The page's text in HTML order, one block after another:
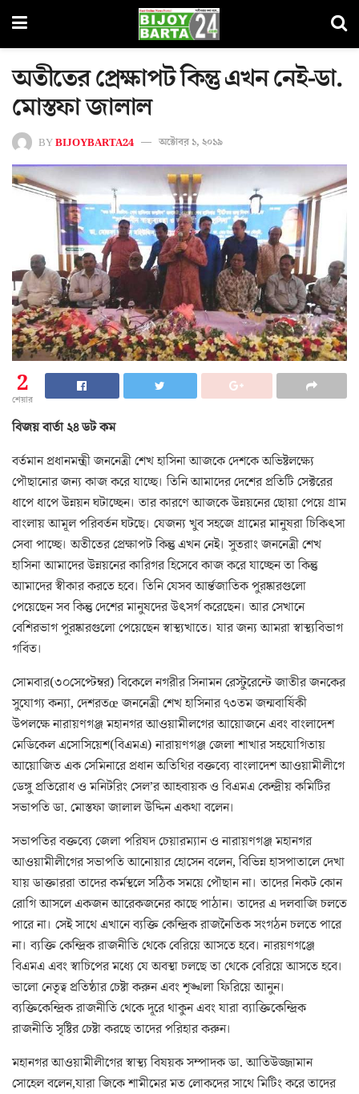
অতীতের প্রেক্ষাপট কিন্তু এখন নেই-ডা.
মোস্তফা জালাল
BYBIJOYBARTA24 অক্টোবর ১, ২০১৯
2
শেয়ার
বিজয় বার্তা ২৪ ডট কম
বর্তমান প্রধানমন্ত্রী জননেত্রী শেখ হাসিনা আজকে দেশকে অভিষ্টলক্ষ্যে
পৌছানোর জন্য কাজ করে যাচ্ছে। তিনি আমাদের দেশের প্রতিটি সেক্টরের
ধাপে ধাপে উন্নয়ন ঘটাচ্ছেন। তার কারণে আজকে উন্নয়নের ছোয়া পেয়ে গ্রাম
বাংলায় আমূল পরিবর্তন ঘটছে। যেজন্য খুব সহজে গ্রামের মানুষরা চিকিৎসা
সেবা পাচ্ছে। অতীতের প্রেক্ষাপট কিন্তু এখন নেই। সুতরাং জননেত্রী শেখ
হাসিনা আমাদের উন্নয়নের কারিগর হিসেবে কাজ করে যাচ্ছেন তা কিন্তু
আমাদের স্বীকার করতে হবে। তিনি যেসব আর্ন্তজাতিক পুরষ্কারগুলো
পেয়েছেন সব কিন্তু দেশের মানুষদের উৎসর্গ করেছেন। আর সেখানে
বেশিরভাগ পুরষ্কারগুলো পেয়েছেন স্বাস্থ্যখাতে। যার জন্য আমরা স্বাস্থ্যবিভাগ
গর্বিত।
সোমবার(৩০সেপ্টেম্বর) বিকেলে নগরীর সিনামন রেস্টুরেন্টে জাতীর জনকের
সুযোগ্য কন্যা, দেশরতœ জননেত্রী শেখ হাসিনার ৭৩তম জন্মবার্ষিকী
উপলক্ষে নারায়ণগঞ্জ মহানগর আওয়ামীলগের আয়োজনে এবং বাংলাদেশ
মেডিকেল এসোসিয়েশ(বিএমএ) নারায়ণগঞ্জ জেলা শাখার সহযোগিতায়
আয়োজিত এক সেমিনারে প্রধান অতিথির বক্তব্যে বাংলাদেশ আওয়ামীলীগে
ডেঙ্গু প্রতিরোধ ও মনিটরিং সেল’র আহবায়ক ও বিএমএ কেন্দ্রীয় কমিটির
সভাপতি ডা. মোস্তফা জালাল উদ্দিন একথা বলেন।
সভাপতির বক্তব্যে জেলা পরিষদ চেয়ারম্যান ও নারায়ণগঞ্জ মহানগর
আওয়ামীলীগের সভাপতি আনোয়ার হোসেন বলেন, বিভিন্ন হাসপাতালে দেখা
যায় ডাক্তাররা তাদের কর্মস্থলে সঠিক সময়ে পৌছান না। তাদের নিকট কোন
রোগি আসলে একজন আরেকজনের কাছে পাঠান। তাদের এ দলবাজি চলতে
পারে না। সেই সাথে এখানে ব্যক্তি কেন্দ্রিক রাজনৈতিক সংগঠন চলতে পারে
না। ব্যক্তি কেন্দ্রিক রাজনীতি থেকে বেরিয়ে আসতে হবে। নারয়ণগঞ্জে
বিএমএ এবং স্বাচিপের মধ্যে যে অবস্থা চলছে তা থেকে বেরিয়ে আসতে হবে।
ভালো নেতৃত্ব প্রতিষ্ঠার চেষ্টা করুন এবং শৃঙ্খলা ফিরিয়ে আনুন।
ব্যক্তিকেন্দ্রিক রাজনীতি থেকে দূরে থাকুন এবং যারা ব্যাক্তিকেন্দ্রিক
রাজনীতি সৃষ্টির চেষ্টা করছে তাদের পরিহার করুন।
মহানগর আওয়ামীলীগের স্বাস্থ্য বিষয়ক সম্পাদক ডা. আতিউজ্জামান
সোহেল বলেন,যারা জিকে শামীমের মত লোকদের সাথে মিটিং করে তাদের